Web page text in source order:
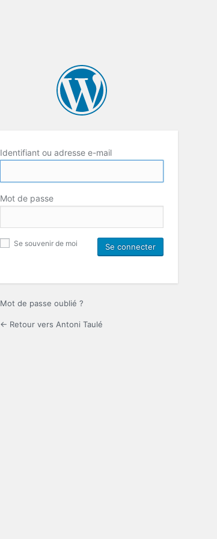
Identifiant ou adresse e-mail
Mot de passe
Se souvenir de moi
Mot de passe oublié ?
← Retour vers Antoni Taulé